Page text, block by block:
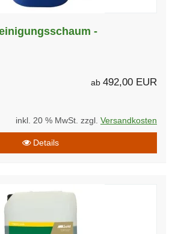
-
ab 492,00 EUR
inkl. 20 % MwSt. zzgl. Versandkosten
Details